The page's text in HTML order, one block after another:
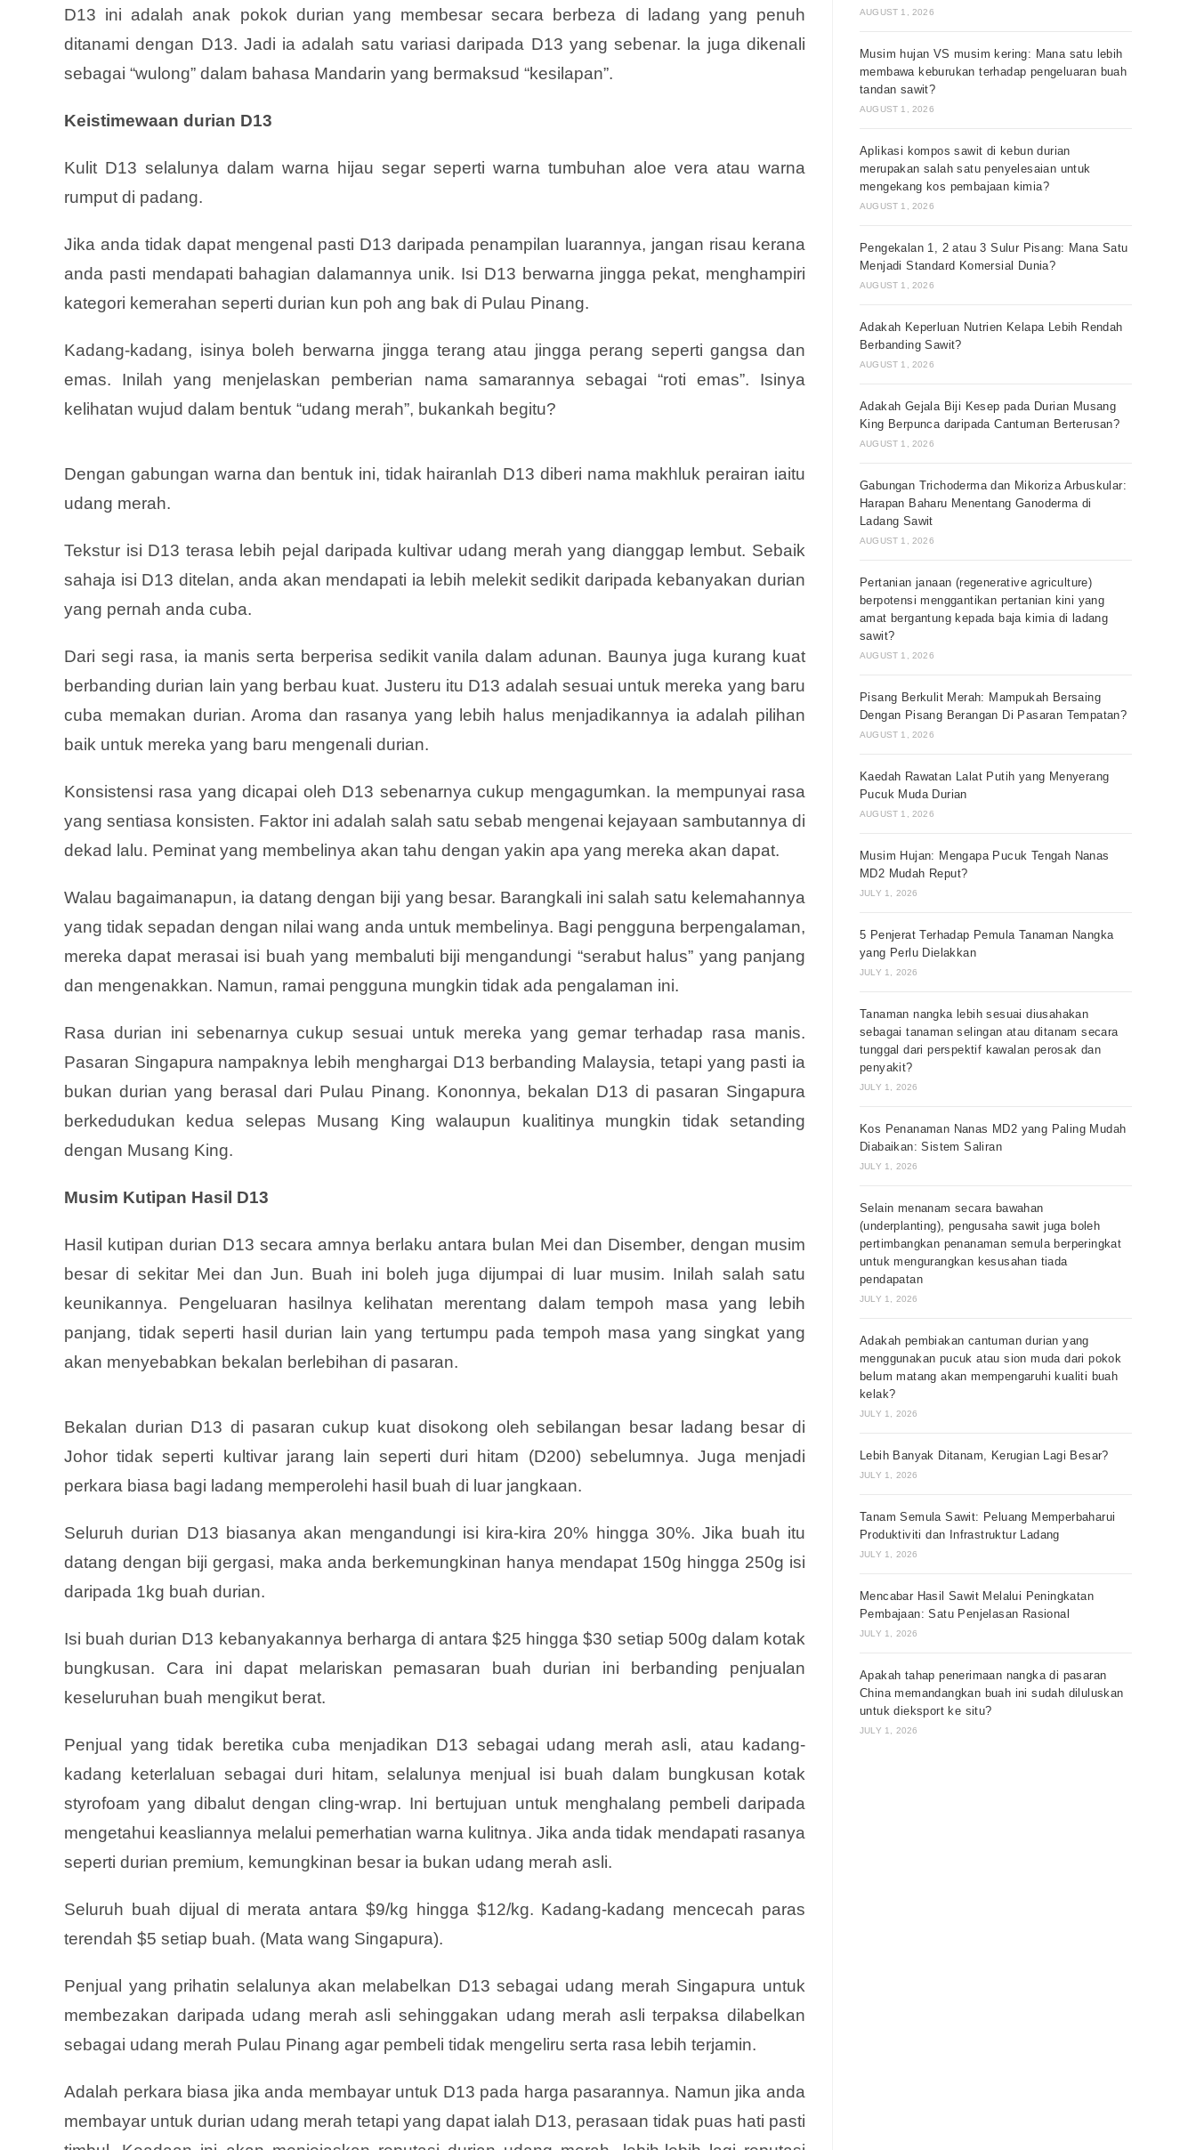
D13 ini adalah anak pokok durian yang membesar secara berbeza di ladang yang penuh
ditanami dengan D13. Jadi ia adalah satu variasi daripada D13 yang sebenar. la juga dikenali
sebagai “wulong” dalam bahasa Mandarin yang bermaksud “kesilapan”.
Keistimewaan durian D13
Kulit D13 selalunya dalam warna hijau segar seperti warna tumbuhan aloe vera atau warna
rumput di padang.
Jika anda tidak dapat mengenal pasti D13 daripada penampilan luarannya, jangan risau kerana
anda pasti mendapati bahagian dalamannya unik. Isi D13 berwarna jingga pekat, menghampiri
kategori kemerahan seperti durian kun poh ang bak di Pulau Pinang.
Kadang-kadang, isinya boleh berwarna jingga terang atau jingga perang seperti gangsa dan
emas. Inilah yang menjelaskan pemberian nama samarannya sebagai “roti emas”. Isinya
kelihatan wujud dalam bentuk “udang merah”, bukankah begitu?
Dengan gabungan warna dan bentuk ini, tidak hairanlah D13 diberi nama makhluk perairan iaitu
udang merah.
Tekstur isi D13 terasa lebih pejal daripada kultivar udang merah yang dianggap lembut. Sebaik
sahaja isi D13 ditelan, anda akan mendapati ia lebih melekit sedikit daripada kebanyakan durian
yang pernah anda cuba.
Dari segi rasa, ia manis serta berperisa sedikit vanila dalam adunan. Baunya juga kurang kuat
berbanding durian lain yang berbau kuat. Justeru itu D13 adalah sesuai untuk mereka yang baru
cuba memakan durian. Aroma dan rasanya yang lebih halus menjadikannya ia adalah pilihan
baik untuk mereka yang baru mengenali durian.
Konsistensi rasa yang dicapai oleh D13 sebenarnya cukup mengagumkan. Ia mempunyai rasa
yang sentiasa konsisten. Faktor ini adalah salah satu sebab mengenai kejayaan sambutannya di
dekad lalu. Peminat yang membelinya akan tahu dengan yakin apa yang mereka akan dapat.
Walau bagaimanapun, ia datang dengan biji yang besar. Barangkali ini salah satu kelemahannya
yang tidak sepadan dengan nilai wang anda untuk membelinya. Bagi pengguna berpengalaman,
mereka dapat merasai isi buah yang membaluti biji mengandungi “serabut halus” yang panjang
dan mengenakkan. Namun, ramai pengguna mungkin tidak ada pengalaman ini.
Rasa durian ini sebenarnya cukup sesuai untuk mereka yang gemar terhadap rasa manis.
Pasaran Singapura nampaknya lebih menghargai D13 berbanding Malaysia, tetapi yang pasti ia
bukan durian yang berasal dari Pulau Pinang. Kononnya, bekalan D13 di pasaran Singapura
berkedudukan kedua selepas Musang King walaupun kualitinya mungkin tidak setanding
dengan Musang King.
Musim Kutipan Hasil D13
Hasil kutipan durian D13 secara amnya berlaku antara bulan Mei dan Disember, dengan musim
besar di sekitar Mei dan Jun. Buah ini boleh juga dijumpai di luar musim. Inilah salah satu
keunikannya. Pengeluaran hasilnya kelihatan merentang dalam tempoh masa yang lebih
panjang, tidak seperti hasil durian lain yang tertumpu pada tempoh masa yang singkat yang
akan menyebabkan bekalan berlebihan di pasaran.
Bekalan durian D13 di pasaran cukup kuat disokong oleh sebilangan besar ladang besar di
Johor tidak seperti kultivar jarang lain seperti duri hitam (D200) sebelumnya. Juga menjadi
perkara biasa bagi ladang memperolehi hasil buah di luar jangkaan.
Seluruh durian D13 biasanya akan mengandungi isi kira-kira 20% hingga 30%. Jika buah itu
datang dengan biji gergasi, maka anda berkemungkinan hanya mendapat 150g hingga 250g isi
daripada 1kg buah durian.
Isi buah durian D13 kebanyakannya berharga di antara $25 hingga $30 setiap 500g dalam kotak
bungkusan. Cara ini dapat melariskan pemasaran buah durian ini berbanding penjualan
keseluruhan buah mengikut berat.
Penjual yang tidak beretika cuba menjadikan D13 sebagai udang merah asli, atau kadang-
kadang keterlaluan sebagai duri hitam, selalunya menjual isi buah dalam bungkusan kotak
styrofoam yang dibalut dengan cling-wrap. Ini bertujuan untuk menghalang pembeli daripada
mengetahui keasliannya melalui pemerhatian warna kulitnya. Jika anda tidak mendapati rasanya
seperti durian premium, kemungkinan besar ia bukan udang merah asli.
Seluruh buah dijual di merata antara $9/kg hingga $12/kg. Kadang-kadang mencecah paras
terendah $5 setiap buah. (Mata wang Singapura).
Penjual yang prihatin selalunya akan melabelkan D13 sebagai udang merah Singapura untuk
membezakan daripada udang merah asli sehinggakan udang merah asli terpaksa dilabelkan
sebagai udang merah Pulau Pinang agar pembeli tidak mengeliru serta rasa lebih terjamin.
Adalah perkara biasa jika anda membayar untuk D13 pada harga pasarannya. Namun jika anda
membayar untuk durian udang merah tetapi yang dapat ialah D13, perasaan tidak puas hati pasti
AUGUST 1, 2026
Musim hujan VS musim kering: Mana satu lebih
membawa keburukan terhadap pengeluaran buah
tandan sawit?
AUGUST 1, 2026
Aplikasi kompos sawit di kebun durian
merupakan salah satu penyelesaian untuk
mengekang kos pembajaan kimia?
AUGUST 1, 2026
Pengekalan 1, 2 atau 3 Sulur Pisang: Mana Satu
Menjadi Standard Komersial Dunia?
AUGUST 1, 2026
Adakah Keperluan Nutrien Kelapa Lebih Rendah
Berbanding Sawit?
AUGUST 1, 2026
Adakah Gejala Biji Kesep pada Durian Musang
King Berpunca daripada Cantuman Berterusan?
AUGUST 1, 2026
Gabungan Trichoderma dan Mikoriza Arbuskular:
Harapan Baharu Menentang Ganoderma di
Ladang Sawit
AUGUST 1, 2026
Pertanian janaan (regenerative agriculture)
berpotensi menggantikan pertanian kini yang
amat bergantung kepada baja kimia di ladang
sawit?
AUGUST 1, 2026
Pisang Berkulit Merah: Mampukah Bersaing
Dengan Pisang Berangan Di Pasaran Tempatan?
AUGUST 1, 2026
Kaedah Rawatan Lalat Putih yang Menyerang
Pucuk Muda Durian
AUGUST 1, 2026
Musim Hujan: Mengapa Pucuk Tengah Nanas
MD2 Mudah Reput?
JULY 1, 2026
5 Penjerat Terhadap Pemula Tanaman Nangka
yang Perlu Dielakkan
JULY 1, 2026
Tanaman nangka lebih sesuai diusahakan
sebagai tanaman selingan atau ditanam secara
tunggal dari perspektif kawalan perosak dan
penyakit?
JULY 1, 2026
Kos Penanaman Nanas MD2 yang Paling Mudah
Diabaikan: Sistem Saliran
JULY 1, 2026
Selain menanam secara bawahan
(underplanting), pengusaha sawit juga boleh
pertimbangkan penanaman semula berperingkat
untuk mengurangkan kesusahan tiada
pendapatan
JULY 1, 2026
Adakah pembiakan cantuman durian yang
menggunakan pucuk atau sion muda dari pokok
belum matang akan mempengaruhi kualiti buah
kelak?
JULY 1, 2026
Lebih Banyak Ditanam, Kerugian Lagi Besar?
JULY 1, 2026
Tanam Semula Sawit: Peluang Memperbaharui
Produktiviti dan Infrastruktur Ladang
JULY 1, 2026
Mencabar Hasil Sawit Melalui Peningkatan
Pembajaan: Satu Penjelasan Rasional
JULY 1, 2026
Apakah tahap penerimaan nangka di pasaran
China memandangkan buah ini sudah diluluskan
untuk dieksport ke situ?
JULY 1, 2026